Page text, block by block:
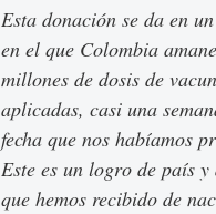
Esta donación se da en
en el que Colombia
millones de dosis de
aplicadas, casi una
fecha que nos habíamos
Este es un logro de país
que hemos recibido de